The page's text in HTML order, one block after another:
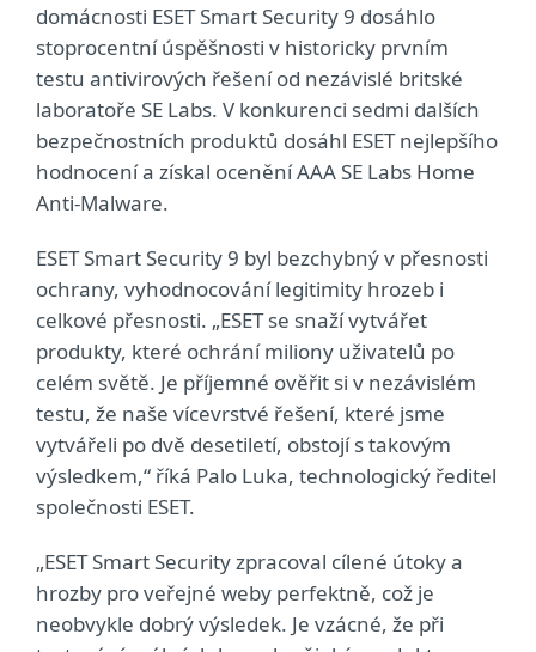
domácnosti ESET Smart Security 9 dosáhlo
stoprocentní úspěšnosti v historicky prvním
testu antivirových řešení od nezávislé britské
laboratoře SE Labs. V konkurenci sedmi dalších
bezpečnostních produktů dosáhl ESET nejlepšího
hodnocení a získal ocenění AAA SE Labs Home
Anti-Malware.
ESET Smart Security 9 byl bezchybný v přesnosti
ochrany, vyhodnocování legitimity hrozeb i
celkové přesnosti. „ESET se snaží vytvářet
produkty, které ochrání miliony uživatelů po
celém světě. Je příjemné ověřit si v nezávislém
testu, že naše vícevrstvé řešení, které jsme
vytvářeli po dvě desetiletí, obstojí s takovým
výsledkem,“ říká Palo Luka, technologický ředitel
společnosti ESET.
„ESET Smart Security zpracoval cílené útoky a
hrozby pro veřejné weby perfektně, což je
neobvykle dobrý výsledek. Je vzácné, že při